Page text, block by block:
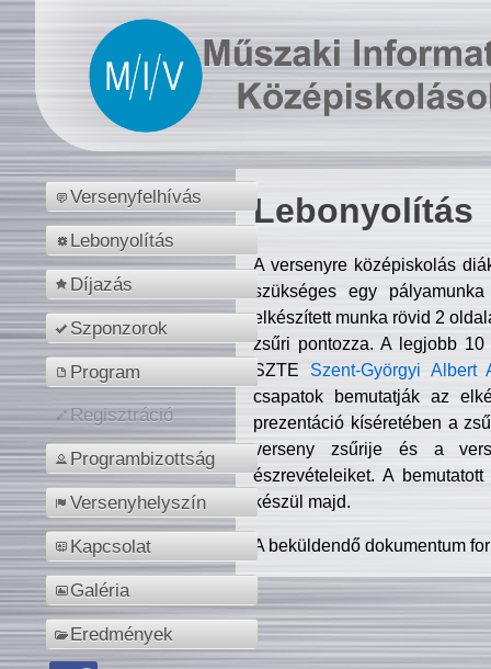
Versenyfelhívás
Lebonyolítás
Díjazás
Szponzorok
Program
Regisztráció
Programbizottság
Versenyhelyszín
Kapcsolat
Galéria
Eredmények
Lebonyolítás
A versenyre középiskolás
szükséges egy
elkészített munka rövid 2
zsűri pontozza. A legjobb
SZTE Szent-Györgyi Albert
csapatok bemutatják az
prezentáció kíséretében a
verseny zsűrije és a
észrevételeiket. A
készül majd.
A beküldendő dokumentum